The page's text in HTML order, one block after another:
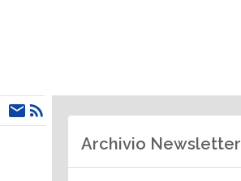
Archivio Newsletter